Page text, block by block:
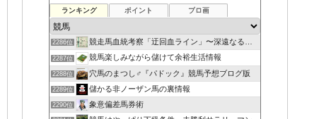
ランキング ポイント ブロ画
2286位 競走馬血統考察「迂回血ライン」〜深遠なる血の連鎖〜
2287位 競馬楽しみながら儲けて余裕生活情報
2288位 穴馬のまつし♂『パドック』競馬予想ブログ版
2289位 儲かる非ノーザン馬の裏情報
2290位 象意偏差馬券術